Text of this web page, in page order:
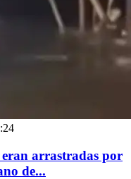
eran arrastradas por
de...